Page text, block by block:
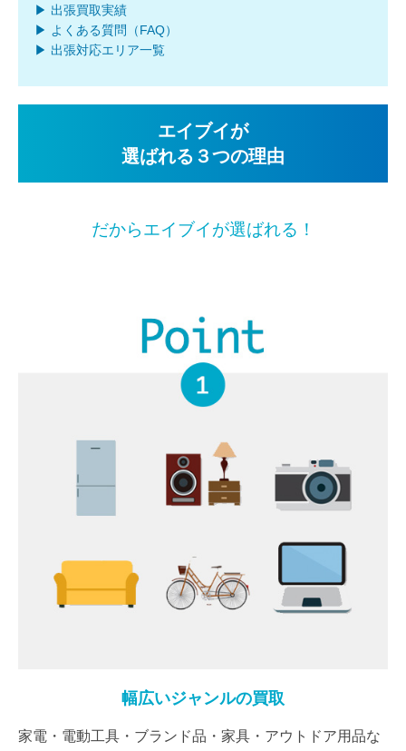
▶ 出張買取実績
▶ よくある質問（FAQ）
▶ 出張対応エリア一覧
エイブイが
選ばれる３つの理由
だからエイブイが選ばれる！
幅広いジャンルの買取
家電・電動工具・ブランド品・家具・アウトドア用品な